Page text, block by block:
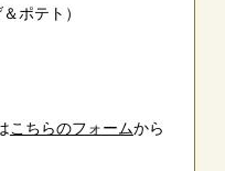
ポテト）
こちらのフォームから